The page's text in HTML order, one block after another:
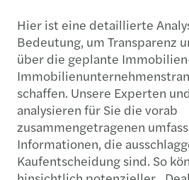
Hier ist eine detaillierte
Bedeutung, um Transparenz
über die geplante
schaffen. Unsere Experten
analysieren für Sie die vorab
zusammengetragenen
Informationen, die
Kaufentscheidung sind. So